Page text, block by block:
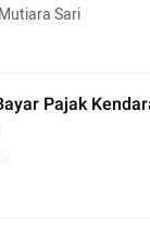
Sari
Pajak